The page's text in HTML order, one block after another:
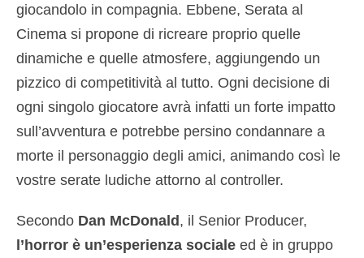
giocandolo in compagnia. Ebbene, Serata al
Cinema si propone di ricreare proprio quelle
dinamiche e quelle atmosfere, aggiungendo un
pizzico di competitività al tutto. Ogni decisione di
ogni singolo giocatore avrà infatti un forte impatto
sull’avventura e potrebbe persino condannare a
morte il personaggio degli amici, animando così le
vostre serate ludiche attorno al controller.
Secondo Dan McDonald , il Senior Producer,
l’horror è un’esperienza sociale ed è in gruppo